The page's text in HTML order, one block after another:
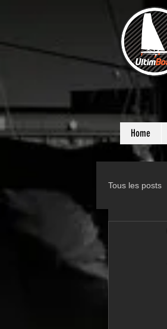
Home
Tous les posts